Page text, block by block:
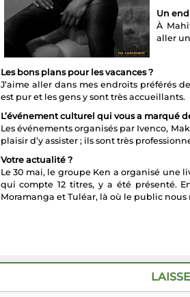
Un
À
aller
Les bons plans pour les vacances ?
J’aime aller dans mes endroits préférés
est pur et les gens y sont très accueillants.
L’événement culturel qui vous a marqué
Les événements organisés par Ivenco,
plaisir d’y assister ; ils sont très
Votre actualité ?
Le 30 mai, le groupe Ken a organisé une
qui compte 12 titres, y a été présenté.
Moramanga et Tuléar, là où le public nous